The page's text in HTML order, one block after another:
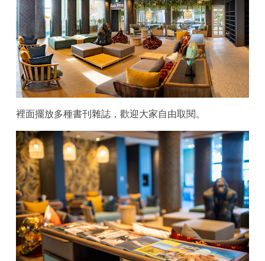
裡面擺放多種書刊雜誌，歡迎大家自由取閱。